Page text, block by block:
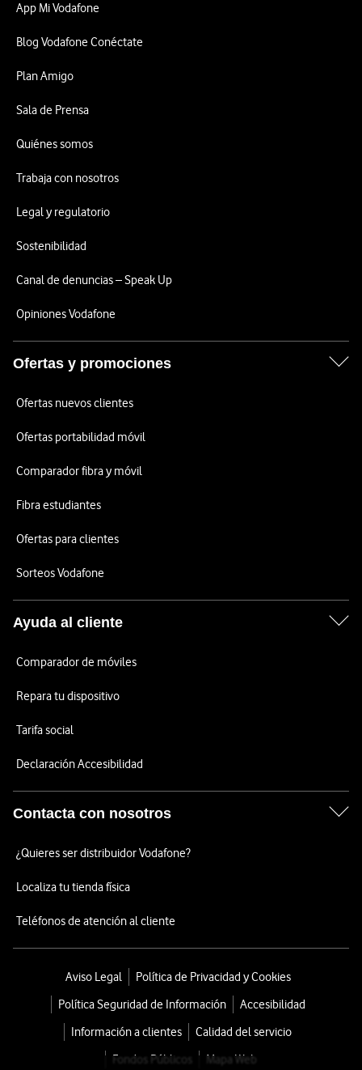
App Mi Vodafone
Blog Vodafone Conéctate
Plan Amigo
Sala de Prensa
Quiénes somos
Trabaja con nosotros
Legal y regulatorio
Sostenibilidad
Canal de denuncias – Speak Up
Opiniones Vodafone
Ofertas y promociones
Ofertas nuevos clientes
Ofertas portabilidad móvil
Comparador fibra y móvil
Fibra estudiantes
Ofertas para clientes
Sorteos Vodafone
Ayuda al cliente
Comparador de móviles
Repara tu dispositivo
Tarifa social
Declaración Accesibilidad
Contacta con nosotros
¿Quieres ser distribuidor Vodafone?
Localiza tu tienda física
Teléfonos de atención al cliente
Aviso Legal
Política de Privacidad y Cookies
Política Seguridad de Información
Accesibilidad
Información a clientes
Calidad del servicio
Fondos Públicos
Mapa Web